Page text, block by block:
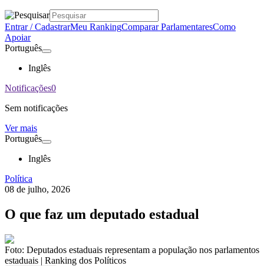
Entrar / CadastrarMeu RankingComparar ParlamentaresComo
Apoiar
Português
Inglês
Notificações0
Sem notificações
Ver mais
Português
Inglês
Política
08 de julho, 2026
O que faz um deputado estadual
Foto: Deputados estaduais representam a população nos parlamentos
estaduais | Ranking dos Políticos